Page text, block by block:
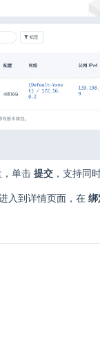
单击 提交 ，支持同
入到详情页面，在 绑